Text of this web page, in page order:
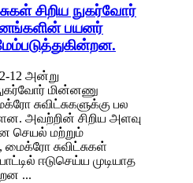
சிறிய நுகர்வோர்
பயனர்
12 அன்று
மின்னணு
சுவிட்சுகளுக்கு பல
அவற்றின் சிறிய அளவு
செயல் மற்றும்
சுவிட்சுகள்
ஈடுசெய்ய முடியாத
...